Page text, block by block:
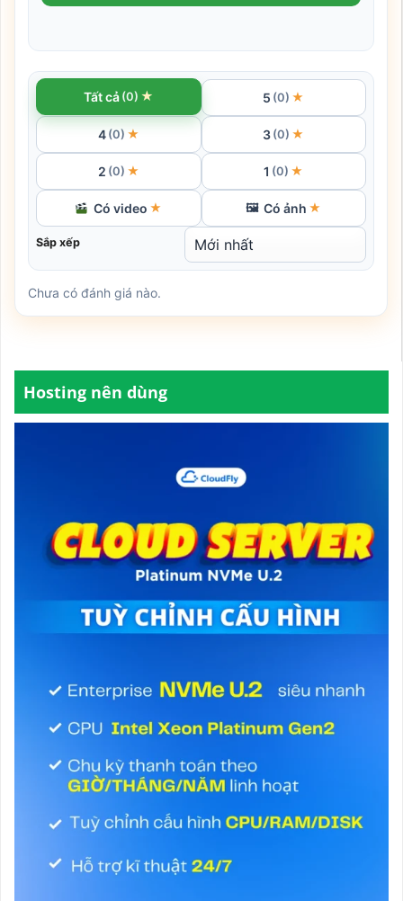
Tất cả (0) ★ 5 (0) ★
4 (0) ★ 3 (0) ★
2 (0) ★ 1 (0) ★
Có video ★ 🖼 Có ảnh ★
Sắp xếp
Chưa có đánh giá nào.
Hosting nên dùng